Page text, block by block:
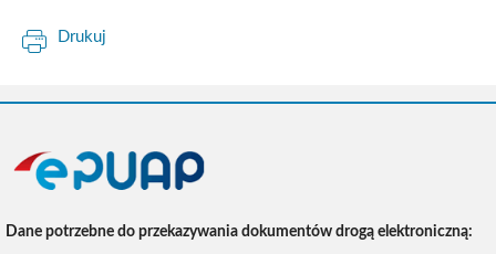
Drukuj
Dane potrzebne do przekazywania dokumentów drogą elektroniczną: